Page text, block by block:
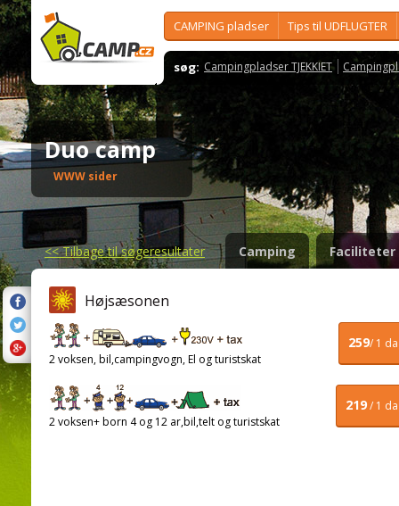
CAMPING pladser Tips til UDFLUGTER
søg: Campingpladser TJEKKIET
Duo camp
WWW sider
<<Tilbage til søgeresultater Camping Faciliteter
Højsæsonen
259/ 1
2 voksen, bil,campingvogn, El og turistskat
219/ 1
2 voksen+ born 4 og 12 ar,bil,telt og turistskat